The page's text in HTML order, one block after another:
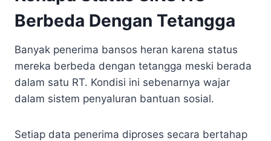
Berbeda Dengan Tetangga
Banyak penerima bansos heran karena status
mereka berbeda dengan tetangga meski berada
dalam satu RT. Kondisi ini sebenarnya wajar
dalam sistem penyaluran bantuan sosial.
Setiap data penerima diproses secara bertahap